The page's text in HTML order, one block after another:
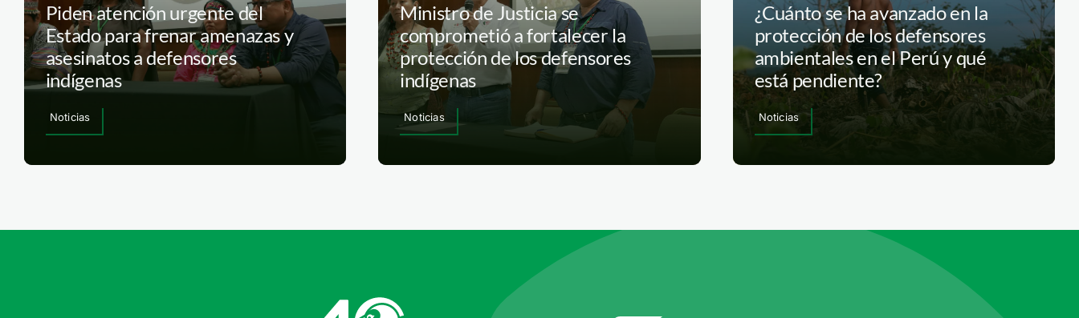
Piden atención urgente del
Estado para frenar amenazas y
asesinatos a defensores
indígenas
Noticias
Ministro de Justicia se
comprometió a fortalecer la
protección de los defensores
indígenas
Noticias
¿Cuánto se ha avanzado en la
protección de los defensores
ambientales en el Perú y qué
está pendiente?
Noticias